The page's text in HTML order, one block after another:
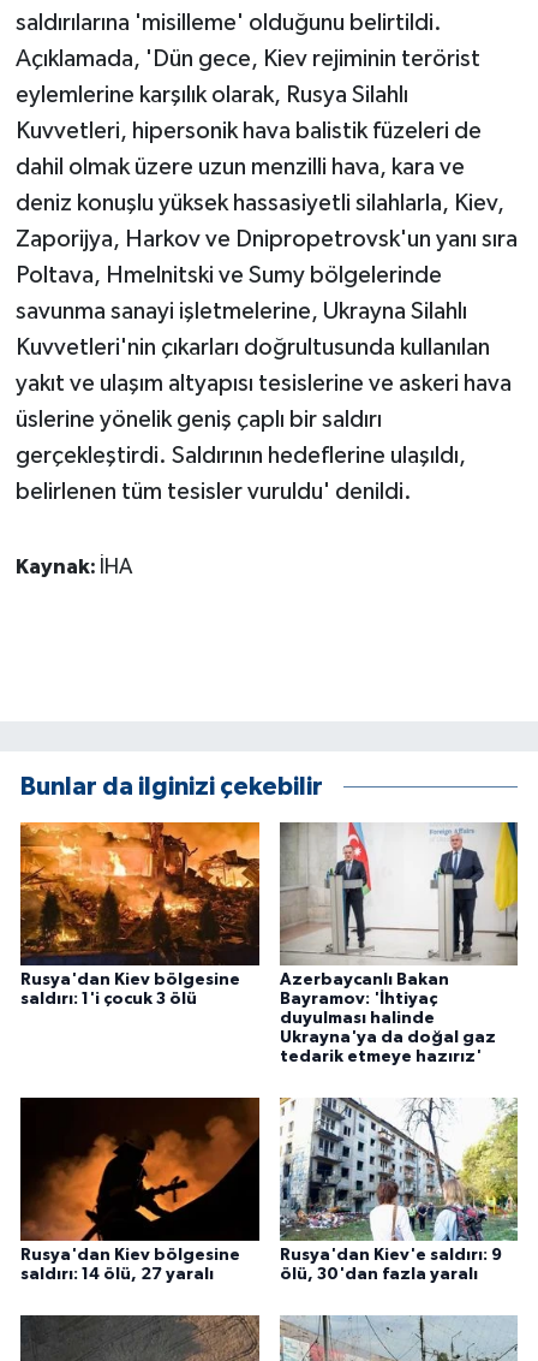
saldırılarına 'misilleme' olduğunu belirtildi.
Açıklamada, 'Dün gece, Kiev rejiminin terörist
eylemlerine karşılık olarak, Rusya Silahlı
Kuvvetleri, hipersonik hava balistik füzeleri de
dahil olmak üzere uzun menzilli hava, kara ve
deniz konuşlu yüksek hassasiyetli silahlarla, Kiev,
Zaporijya, Harkov ve Dnipropetrovsk'un yanı sıra
Poltava, Hmelnitski ve Sumy bölgelerinde
savunma sanayi işletmelerine, Ukrayna Silahlı
Kuvvetleri'nin çıkarları doğrultusunda kullanılan
yakıt ve ulaşım altyapısı tesislerine ve askeri hava
üslerine yönelik geniş çaplı bir saldırı
gerçekleştirdi. Saldırının hedeflerine ulaşıldı,
belirlenen tüm tesisler vuruldu' denildi.
Kaynak: İHA
Bunlar da ilginizi çekebilir
Rusya'dan Kiev bölgesine
saldırı: 1'i çocuk 3 ölü
Azerbaycanlı Bakan
Bayramov: 'İhtiyaç
duyulması halinde
Ukrayna'ya da doğal gaz
tedarik etmeye hazırız'
Rusya'dan Kiev bölgesine
saldırı: 14 ölü, 27 yaralı
Rusya'dan Kiev'e saldırı: 9
ölü, 30'dan fazla yaralı